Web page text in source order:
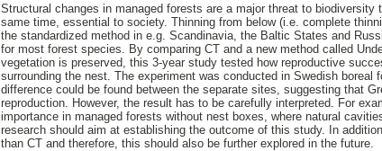
Structural changes in managed forests are a major threat to
same time, essential to society. Thinning from below (i.e. complete
the standardized method in e.g. Scandinavia, the Baltic States and
for most forest species. By comparing CT and a new method called
vegetation is preserved, this 3-year study tested how reproductive
surrounding the nest. The experiment was conducted in Swedish
difference could be found between the separate sites, suggesting that
reproduction. However, the result has to be carefully interpreted. For
importance in managed forests without nest boxes, where natural
research should aim at establishing the outcome of this study. In
than CT and therefore, this should also be further explored in the future.